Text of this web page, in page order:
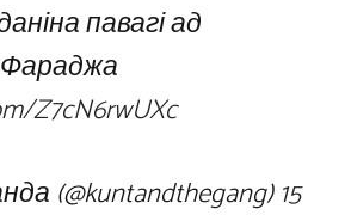
павагі ад
Z7cN6rwUXc
(@kuntandthegang)15